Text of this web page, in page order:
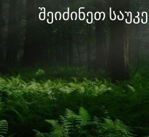
შეიძინეთ